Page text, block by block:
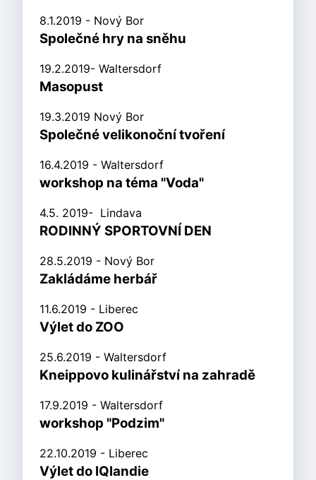
8.1.2019 - Nový Bor
Společné hry na sněhu
19.2.2019- Waltersdorf
Masopust
19.3.2019 Nový Bor
Společné velikonoční tvoření
16.4.2019 - Waltersdorf
workshop na téma "Voda"
4.5. 2019- Lindava
RODINNÝ SPORTOVNÍ DEN
28.5.2019 - Nový Bor
Zakládáme herbář
11.6.2019 - Liberec
Výlet do ZOO
25.6.2019 - Waltersdorf
Kneippovo kulinářství na zahradě
17.9.2019 - Waltersdorf
workshop "Podzim"
22.10.2019 - Liberec
Výlet do IQlandie